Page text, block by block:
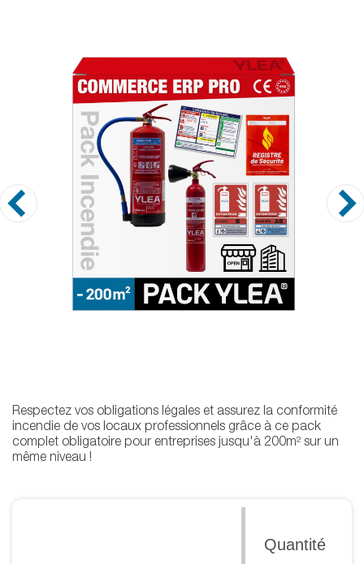
Quantité
Respectez vos obligations légales et assurez la conformité
incendie de vos locaux professionnels grâce à ce pack
complet obligatoire pour entreprises jusqu'à 200m² sur un
même niveau !